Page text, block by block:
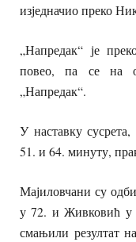
изједначио преко
„Напредак“ је
повео, па се на
„Напредак“.
У наставку
51. и 64. минуту,
Мајиловчани су
у 72. и Живковић у
смањили резултат